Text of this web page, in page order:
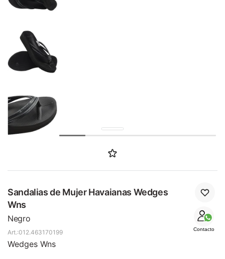
Sandalias de Mujer Havaianas Wedges
Wns
Negro
Contacto
012.463170199
Wedges Wns